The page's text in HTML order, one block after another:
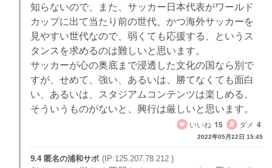
知らないので、また、サッカー日本代表がワールド
カップに出て当たり前の世代、かつ海外サッカーを
見やすい世代なので、弱くても応援する、というス
タンスを求めるのは難しいと思います。
サッカーが心の奥底まで浸透した文化の国なら別で
すが、せめて、強い、あるいは、勝てなくても面白
い、あるいは、スタジアムコンテンツは楽しめる。
そういうものがないと、興行は厳しいと思います。
いいね 15 ダメ 4
2022年05月22日 15:45
9.4 匿名の浦和サポ (IP:125.207.78.212 )